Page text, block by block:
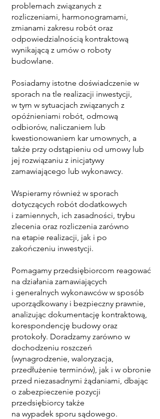
problemach związanych z
rozliczeniami, harmonogramami,
zmianami zakresu robót oraz
odpowiedzialnością kontraktową
wynikającą z umów o roboty
budowlane.
Posiadamy istotne doświadczenie w
sporach na tle realizacji inwestycji,
w tym w sytuacjach związanych z
opóźnieniami robót, odmową
odbiorów, naliczaniem lub
kwestionowaniem kar umownych, a
także przy odstąpieniu od umowy lub
jej rozwiązaniu z inicjatywy
zamawiającego lub wykonawcy.
Wspieramy również w sporach
dotyczących robót dodatkowych
i zamiennych, ich zasadności, trybu
zlecenia oraz rozliczenia zarówno
na etapie realizacji, jak i po
zakończeniu inwestycji.
Pomagamy przedsiębiorcom reagować
na działania zamawiających
i generalnych wykonawców w sposób
uporządkowany i bezpieczny prawnie,
analizując dokumentację kontraktową,
korespondencję budowy oraz
protokoły. Doradzamy zarówno w
dochodzeniu roszczeń
(wynagrodzenie, waloryzacja,
przedłużenie terminów), jak i w obronie
przed niezasadnymi żądaniami, dbając
o zabezpieczenie pozycji
przedsiębiorcy także
na wypadek sporu sądowego.